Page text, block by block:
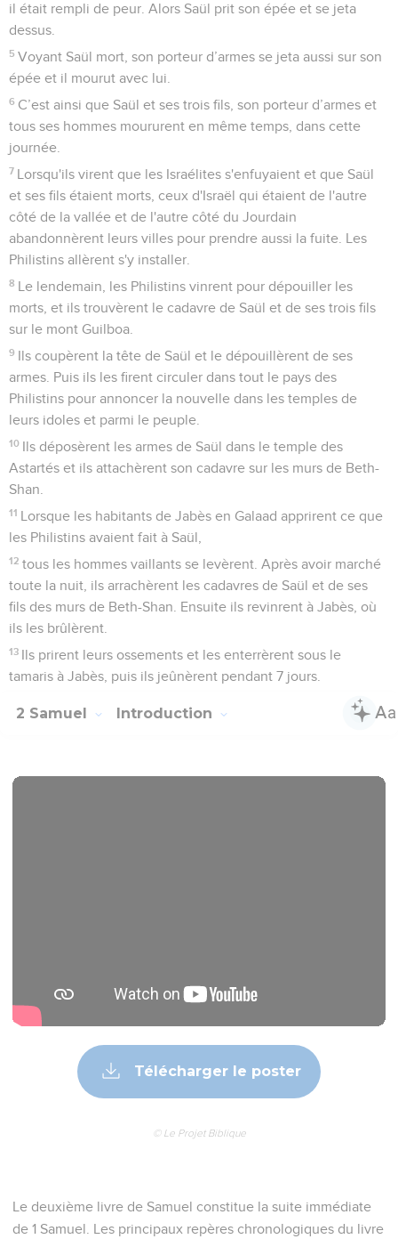
il était rempli de peur. Alors Saül prit son épée et se jeta
dessus.
5 Voyant Saül mort, son porteur d’armes se jeta aussi sur son
épée et il mourut avec lui.
6 C’est ainsi que Saül et ses trois fils, son porteur d’armes et
tous ses hommes moururent en même temps, dans cette
journée.
7 Lorsqu'ils virent que les Israélites s'enfuyaient et que Saül
et ses fils étaient morts, ceux d'Israël qui étaient de l'autre
côté de la vallée et de l'autre côté du Jourdain
abandonnèrent leurs villes pour prendre aussi la fuite. Les
Philistins allèrent s'y installer.
8 Le lendemain, les Philistins vinrent pour dépouiller les
morts, et ils trouvèrent le cadavre de Saül et de ses trois fils
sur le mont Guilboa.
9 Ils coupèrent la tête de Saül et le dépouillèrent de ses
armes. Puis ils les firent circuler dans tout le pays des
Philistins pour annoncer la nouvelle dans les temples de
leurs idoles et parmi le peuple.
10 Ils déposèrent les armes de Saül dans le temple des
Astartés et ils attachèrent son cadavre sur les murs de Beth-
Shan.
11 Lorsque les habitants de Jabès en Galaad apprirent ce que
les Philistins avaient fait à Saül,
12 tous les hommes vaillants se levèrent. Après avoir marché
toute la nuit, ils arrachèrent les cadavres de Saül et de ses
fils des murs de Beth-Shan. Ensuite ils revinrent à Jabès, où
ils les brûlèrent.
13 Ils prirent leurs ossements et les enterrèrent sous le
tamaris à Jabès, puis ils jeûnèrent pendant 7 jours.
2 Samuel Introduction
Télécharger le poster
© Le Projet Biblique
Le deuxième livre de Samuel constitue la suite immédiate
de 1 Samuel. Les principaux repères chronologiques du livre